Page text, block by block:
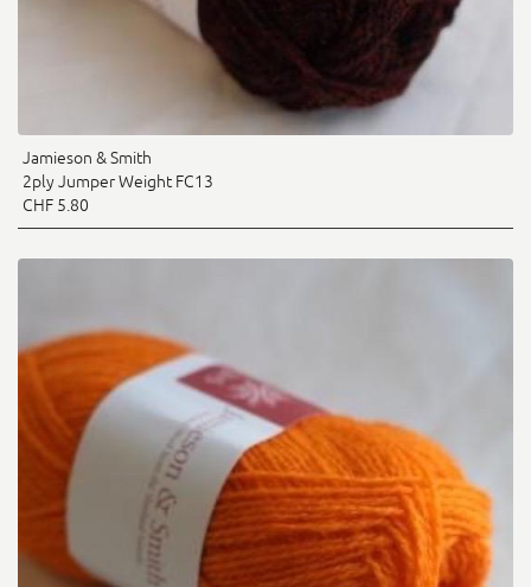
Jamieson & Smith
2ply Jumper Weight FC13
CHF 5.80